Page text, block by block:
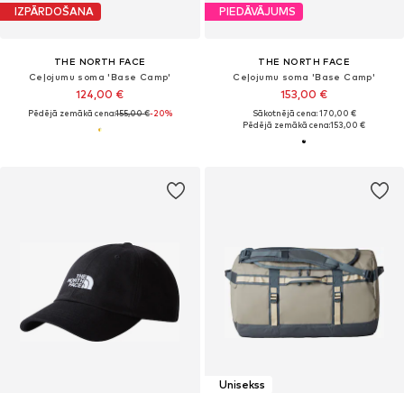
IZPĀRDOŠANA
THE NORTH FACE
Ceļojumu soma 'Base Camp'
124,00 €
Pēdējā zemākā cena:155,00 €-20%
PIEDĀVĀJUMS
THE NORTH FACE
Ceļojumu soma 'Base Camp'
153,00 €
Sākotnējā cena: 170,00 €
Pēdējā zemākā cena:153,00 €
Unisekss